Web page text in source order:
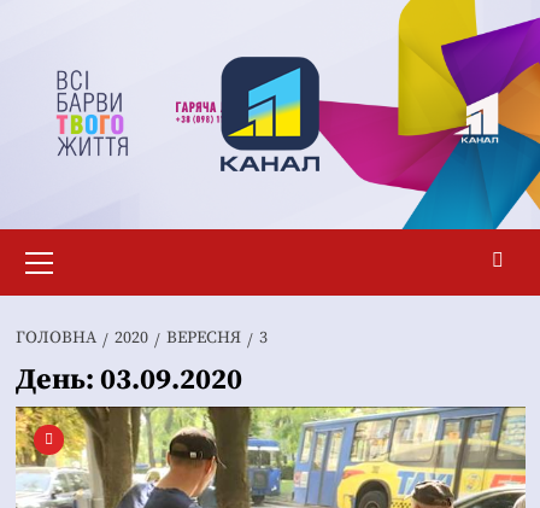
вмісту
меню
ГОЛОВНА 2020 ВЕРЕСНЯ 3
День: 03.09.2020